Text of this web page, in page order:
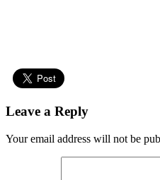
Leave a Reply
Your email address will not be